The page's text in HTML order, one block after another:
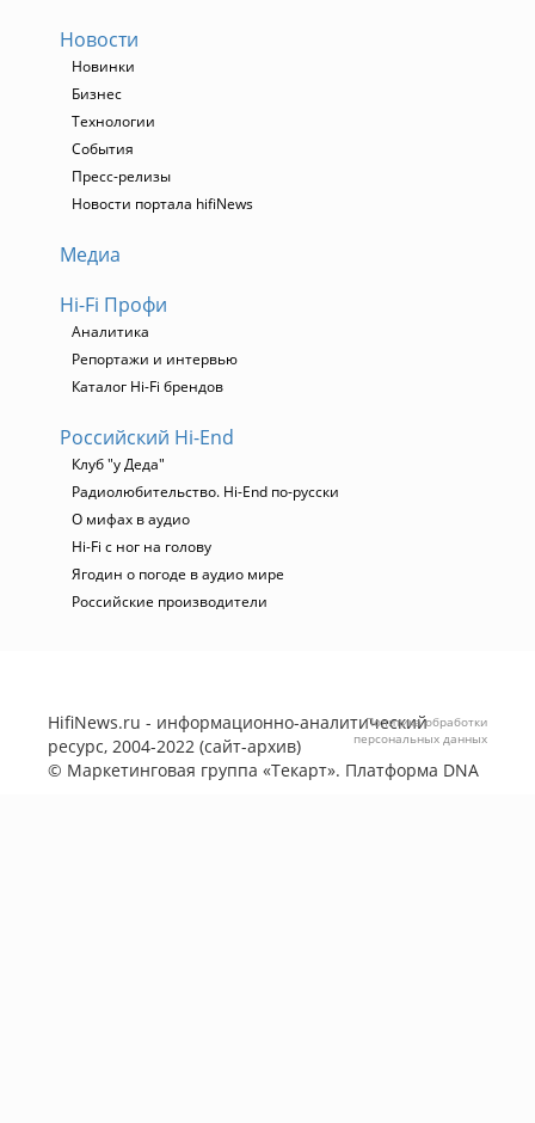
Новости
Новинки
Бизнес
Технологии
События
Пресс-релизы
Новости портала hifiNews
Медиа
Hi-Fi Профи
Аналитика
Репортажи и интервью
Каталог Hi-Fi брендов
Российский Hi-End
Клуб "у Деда"
Радиолюбительство. Hi-End по-русски
О мифах в аудио
Hi-Fi с ног на голову
Ягодин о погоде в аудио мире
Российские производители
HifiNews.ru - информационно-аналитический
ресурс, 2004-2022 (сайт-архив)
© Маркетинговая группа «Текарт». Платформа DNA
Политика обработки
персональных данных